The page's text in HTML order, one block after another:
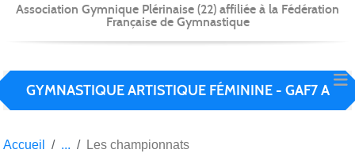
Association Gymnique Plérinaise (22) affiliée à la Fédération
Française de Gymnastique
GYMNASTIQUE ARTISTIQUE FÉMININE - GAF7 A
Accueil Les championnats